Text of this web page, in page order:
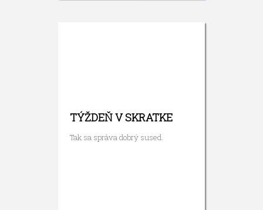
TÝŽDEŇ V SKRATKE
Tak sa správa dobrý sused.